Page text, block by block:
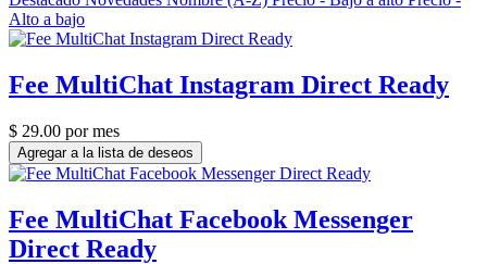
Alto a bajo
Fee MultiChat Instagram Direct Ready
$ 29.00 por mes
Agregar a la lista de deseos
Fee MultiChat Facebook Messenger
Direct Ready